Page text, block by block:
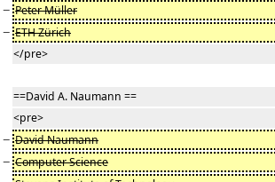
− Peter Müller
− ETH Zürich
</pre>
==David A. Naumann ==
<pre>
− David Naumann
− Computer Science